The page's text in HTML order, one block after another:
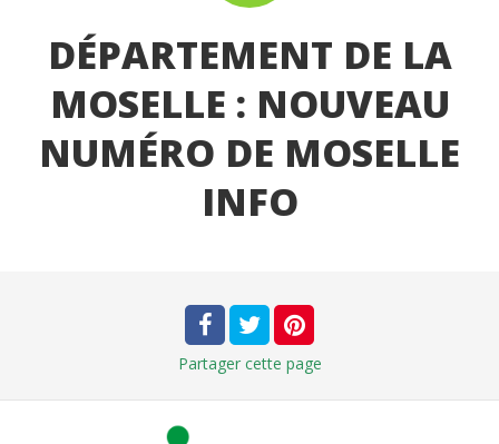
DÉPARTEMENT DE LA
MOSELLE : NOUVEAU
NUMÉRO DE MOSELLE
INFO
Partager cette page